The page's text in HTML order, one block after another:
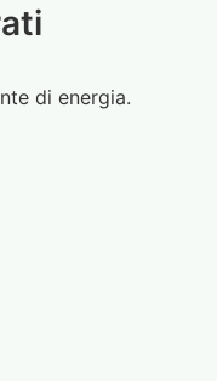
di energia.